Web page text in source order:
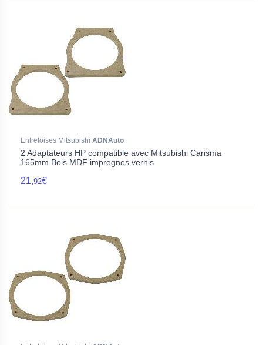
Entretoises Mitsubishi ADNAuto
2 Adaptateurs HP compatible avec Mitsubishi Carisma
165mm Bois MDF impregnes vernis
21,92€